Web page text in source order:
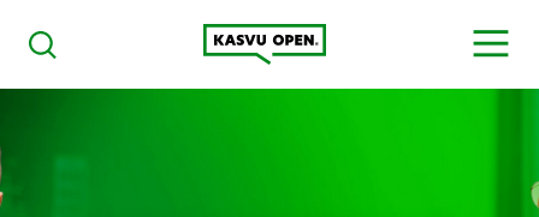
Haku
Kasvu Open
MENU